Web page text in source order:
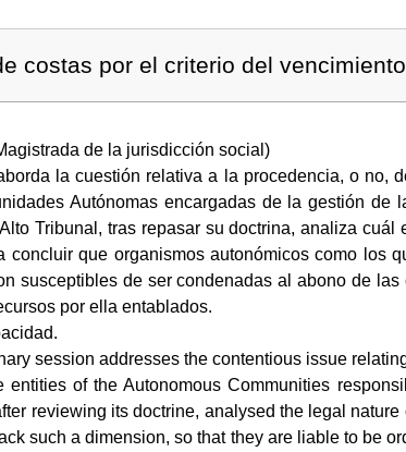
costas por el criterio del
de la jurisdicción social)
la cuestión relativa a la procedencia, o no,
Autónomas encargadas de la gestión de
Tribunal, tras repasar su doctrina, analiza cuál
concluir que organismos autonómicos como los
susceptibles de ser condenadas al abono de
por ella entablados.
session addresses the contentious issue
of the Autonomous Communities
reviewing its doctrine, analysed the legal
such a dimension, so that they are liable to be